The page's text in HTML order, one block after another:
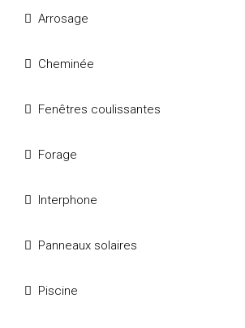
Arrosage
Cheminée
Fenêtres coulissantes
Forage
Interphone
Panneaux solaires
Piscine